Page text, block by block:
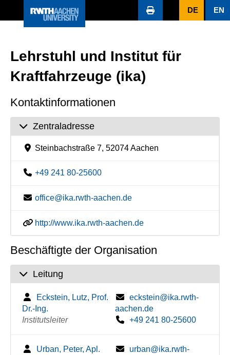
DE EN
Lehrstuhl und Institut für
Kraftfahrzeuge (ika)
Kontaktinformationen
Zentraladresse
Steinbachstraße 7, 52074 Aachen
+49 241 80-25600
office@ika.rwth-aachen.de
http://www.ika.rwth-aachen.de
Beschäftigte der Organisation
Leitung
Eckstein, Lutz, Prof.
Dr.-Ing.
Institutsleiter
eckstein@ika.rwth-
aachen.de
+49 241 80-25600
Urban, Peter, Apl.
urban@ika.rwth-